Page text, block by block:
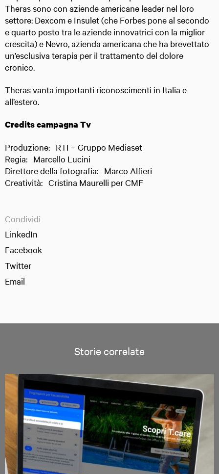
Condividi
LinkedIn
Facebook
Twitter
Email
Theras sono con aziende americane leader nel loro
settore: Dexcom e Insulet (che Forbes pone al secondo
e quarto posto tra le aziende innovatrici con la miglior
crescita) e Nevro, azienda americana che ha brevettato
un’esclusiva terapia per il trattamento del dolore
cronico.
Theras vanta importanti riconoscimenti in Italia e
all’estero.
Credits campagna Tv
Produzione: RTI – Gruppo Mediaset
Regia: Marcello Lucini
Direttore della fotografia: Marco Alfieri
Creatività: Cristina Maurelli per CMF
Storie correlate